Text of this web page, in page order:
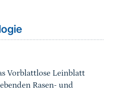
Vorblattlose Leinblatt
Rasen- und